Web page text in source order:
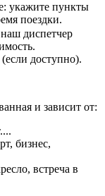
укажите пункты
поездки.
диспетчер
(если доступно).
и зависит от:
.
бизнес,
встреча в